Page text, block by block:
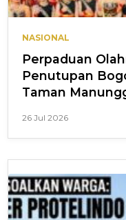
NASIONAL
Perpaduan
Penutupan
Taman
26 Jul 2026